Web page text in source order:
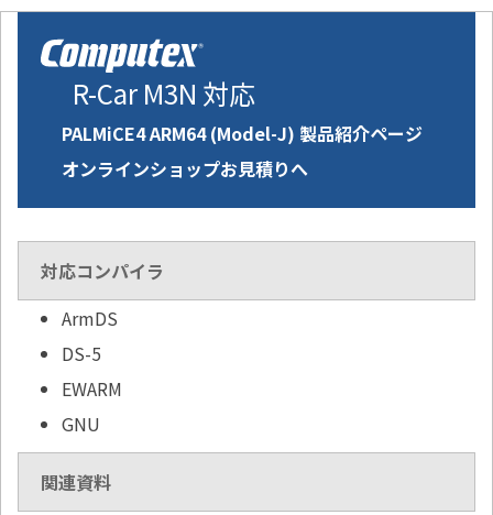
R-Car M3N 対応
PALMiCE4 ARM64 (Model-J) 製品紹介ページ
オンラインショップお見積りへ
対応コンパイラ
ArmDS
DS-5
EWARM
GNU
関連資料